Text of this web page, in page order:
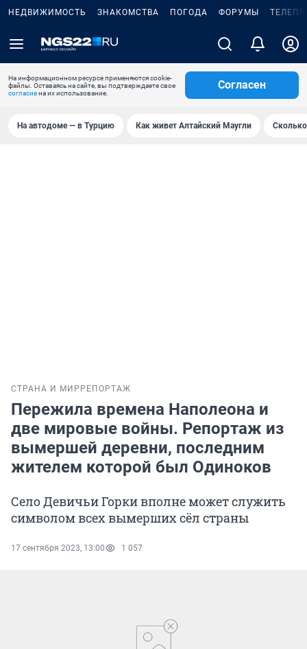
НЕДВИЖИМОСТЬ ЗНАКОМСТВА ПОГОДА ФОРУМЫ
На информационном ресурсе применяются cookie-
файлы. Оставаясь на сайте, вы подтверждаете свое
согласиена их использование.
Согласен
На автодоме — в Турцию Как живет Алтайский Маугли
СТРАНА И МИР РЕПОРТАЖ
Пережила времена Наполеона и
две мировые войны. Репортаж из
вымершей деревни, последним
жителем которой был Одиноков
Село Девичьи Горки вполне может служить
символом всех вымерших сёл страны
17 сентября 2023, 13:00 1 057